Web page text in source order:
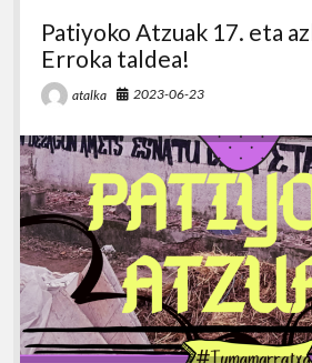
Patiyoko Atzuak 17. eta
Erroka taldea!
atalka 2023-06-23